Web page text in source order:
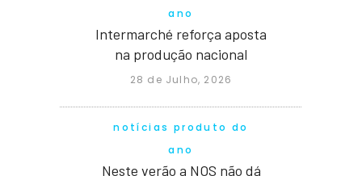
ano
Intermarché reforça aposta
na produção nacional
28 de Julho, 2026
notícias produto do
ano
Neste verão a NOS não dá